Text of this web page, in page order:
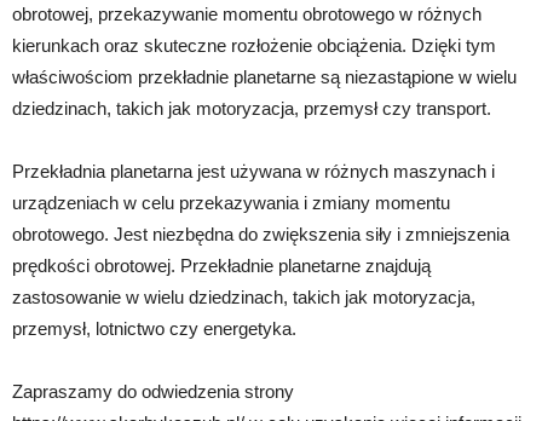
obrotowej, przekazywanie momentu obrotowego w różnych
kierunkach oraz skuteczne rozłożenie obciążenia. Dzięki tym
właściwościom przekładnie planetarne są niezastąpione w wielu
dziedzinach, takich jak motoryzacja, przemysł czy transport.
Przekładnia planetarna jest używana w różnych maszynach i
urządzeniach w celu przekazywania i zmiany momentu
obrotowego. Jest niezbędna do zwiększenia siły i zmniejszenia
prędkości obrotowej. Przekładnie planetarne znajdują
zastosowanie w wielu dziedzinach, takich jak motoryzacja,
przemysł, lotnictwo czy energetyka.
Zapraszamy do odwiedzenia strony